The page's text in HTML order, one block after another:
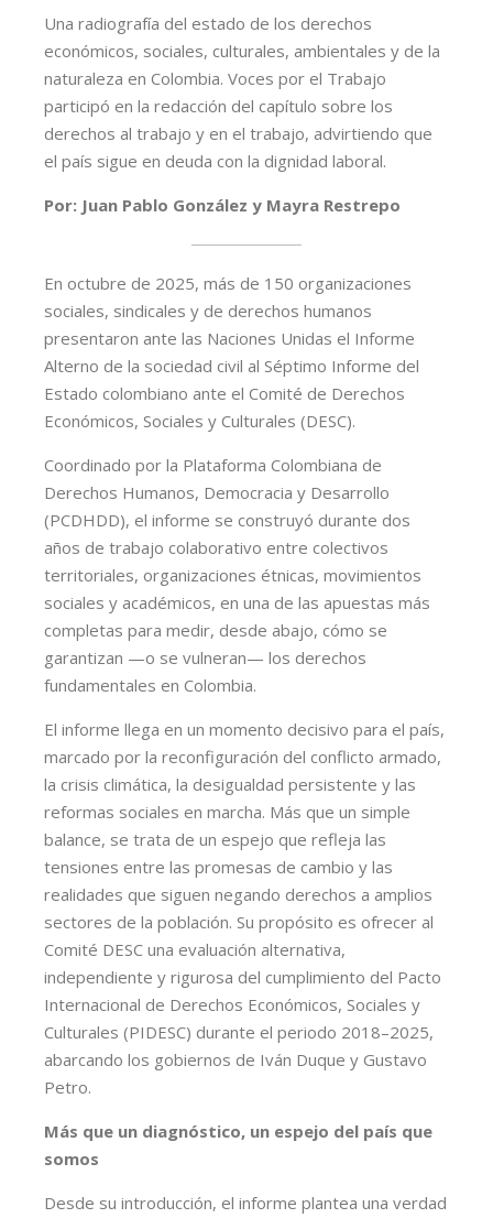
Una radiografía del estado de los derechos
económicos, sociales, culturales, ambientales y de la
naturaleza en Colombia. Voces por el Trabajo
participó en la redacción del capítulo sobre los
derechos al trabajo y en el trabajo, advirtiendo que
el país sigue en deuda con la dignidad laboral.
Por: Juan Pablo González y Mayra Restrepo
En octubre de 2025, más de 150 organizaciones
sociales, sindicales y de derechos humanos
presentaron ante las Naciones Unidas el Informe
Alterno de la sociedad civil al Séptimo Informe del
Estado colombiano ante el Comité de Derechos
Económicos, Sociales y Culturales (DESC).
Coordinado por la Plataforma Colombiana de
Derechos Humanos, Democracia y Desarrollo
(PCDHDD), el informe se construyó durante dos
años de trabajo colaborativo entre colectivos
territoriales, organizaciones étnicas, movimientos
sociales y académicos, en una de las apuestas más
completas para medir, desde abajo, cómo se
garantizan —o se vulneran— los derechos
fundamentales en Colombia.
El informe llega en un momento decisivo para el país,
marcado por la reconfiguración del conflicto armado,
la crisis climática, la desigualdad persistente y las
reformas sociales en marcha. Más que un simple
balance, se trata de un espejo que refleja las
tensiones entre las promesas de cambio y las
realidades que siguen negando derechos a amplios
sectores de la población. Su propósito es ofrecer al
Comité DESC una evaluación alternativa,
independiente y rigurosa del cumplimiento del Pacto
Internacional de Derechos Económicos, Sociales y
Culturales (PIDESC) durante el periodo 2018–2025,
abarcando los gobiernos de Iván Duque y Gustavo
Petro.
Más que un diagnóstico, un espejo del país que
somos
Desde su introducción, el informe plantea una verdad